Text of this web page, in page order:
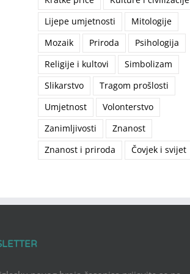
Lijepe umjetnosti
Mitologije
Mozaik
Priroda
Psihologija
Religije i kultovi
Simbolizam
Slikarstvo
Tragom prošlosti
Umjetnost
Volonterstvo
Zanimljivosti
Znanost
Znanost i priroda
Čovjek i svijet